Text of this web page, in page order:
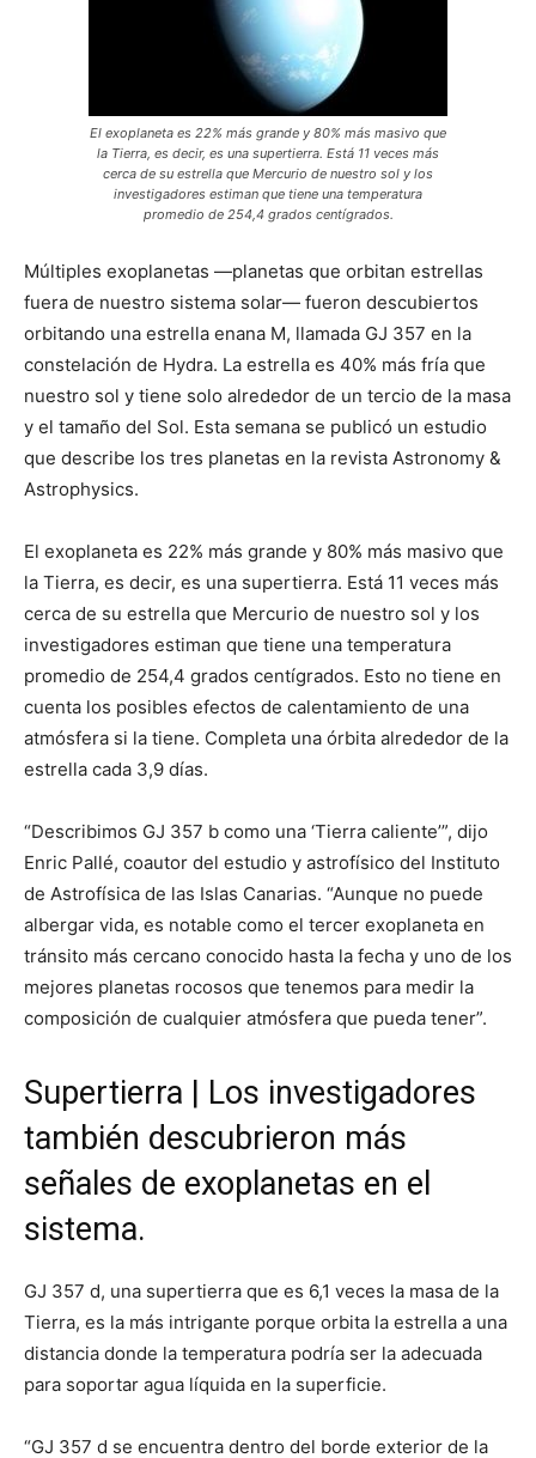
El exoplaneta es 22% más grande y 80% más masivo que
la Tierra, es decir, es una supertierra. Está 11 veces más
cerca de su estrella que Mercurio de nuestro sol y los
investigadores estiman que tiene una temperatura
promedio de 254,4 grados centígrados.
Múltiples exoplanetas —planetas que orbitan estrellas
fuera de nuestro sistema solar— fueron descubiertos
orbitando una estrella enana M, llamada GJ 357 en la
constelación de Hydra. La estrella es 40% más fría que
nuestro sol y tiene solo alrededor de un tercio de la masa
y el tamaño del Sol. Esta semana se publicó un estudio
que describe los tres planetas en la revista Astronomy &
Astrophysics.
El exoplaneta es 22% más grande y 80% más masivo que
la Tierra, es decir, es una supertierra. Está 11 veces más
cerca de su estrella que Mercurio de nuestro sol y los
investigadores estiman que tiene una temperatura
promedio de 254,4 grados centígrados. Esto no tiene en
cuenta los posibles efectos de calentamiento de una
atmósfera si la tiene. Completa una órbita alrededor de la
estrella cada 3,9 días.
“Describimos GJ 357 b como una ‘Tierra caliente’”, dijo
Enric Pallé, coautor del estudio y astrofísico del Instituto
de Astrofísica de las Islas Canarias. “Aunque no puede
albergar vida, es notable como el tercer exoplaneta en
tránsito más cercano conocido hasta la fecha y uno de los
mejores planetas rocosos que tenemos para medir la
composición de cualquier atmósfera que pueda tener”.
Supertierra | Los investigadores
también descubrieron más
señales de exoplanetas en el
sistema.
GJ 357 d, una supertierra que es 6,1 veces la masa de la
Tierra, es la más intrigante porque orbita la estrella a una
distancia donde la temperatura podría ser la adecuada
para soportar agua líquida en la superficie.
“GJ 357 d se encuentra dentro del borde exterior de la